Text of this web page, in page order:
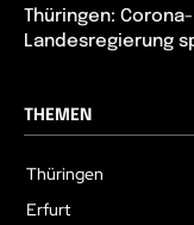
Thüringen:
Landesregierung
THEMEN
Thüringen
Erfurt